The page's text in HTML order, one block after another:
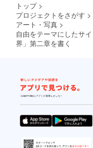
トップ >
プロジェクトをさがす >
アート・写真 >
自由をテーマにしたサ
界」第二章を書く